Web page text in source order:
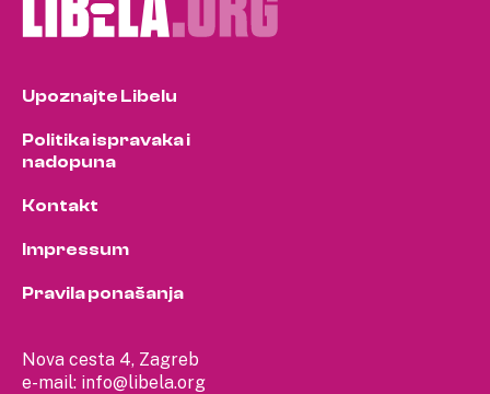
Nova cesta 4, Zagreb
e-mail: info@libela.org
Upoznajte Libelu
Politika ispravaka i
nadopuna
Kontakt
Impressum
Pravila ponašanja